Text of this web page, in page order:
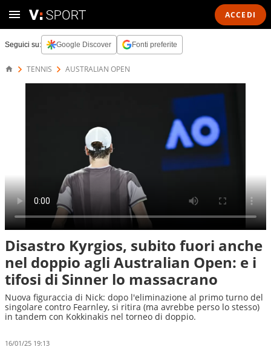
ACCEDI
Seguici su: Google Discover Fonti preferite
TENNIS AUSTRALIAN OPEN
Disastro Kyrgios, subito fuori anche
nel doppio agli Australian Open: e i
tifosi di Sinner lo massacrano
Nuova figuraccia di Nick: dopo l'eliminazione al primo turno del
singolare contro Fearnley, si ritira (ma avrebbe perso lo stesso)
in tandem con Kokkinakis nel torneo di doppio.
16/01/25 19:13